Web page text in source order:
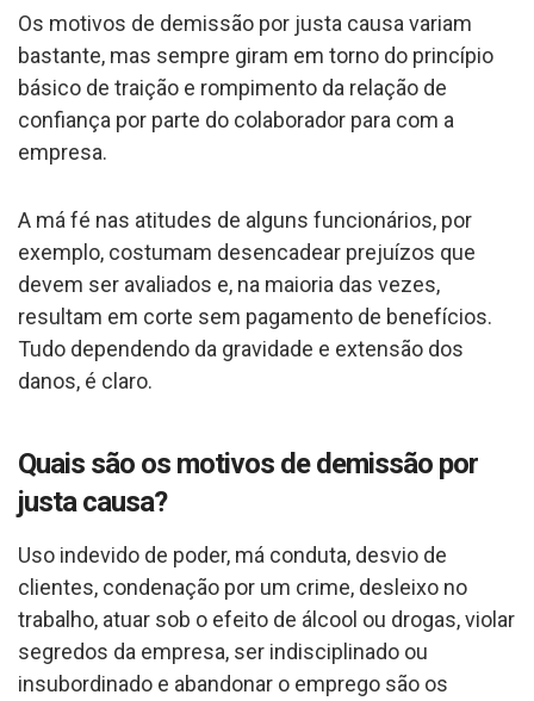
Os motivos de demissão por justa causa variam
bastante, mas sempre giram em torno do princípio
básico de traição e rompimento da relação de
confiança por parte do colaborador para com a
empresa.
A má fé nas atitudes de alguns funcionários, por
exemplo, costumam desencadear prejuízos que
devem ser avaliados e, na maioria das vezes,
resultam em corte sem pagamento de benefícios.
Tudo dependendo da gravidade e extensão dos
danos, é claro.
Quais são os motivos de demissão por
justa causa?
Uso indevido de poder, má conduta, desvio de
clientes, condenação por um crime, desleixo no
trabalho, atuar sob o efeito de álcool ou drogas, violar
segredos da empresa, ser indisciplinado ou
insubordinado e abandonar o emprego são os